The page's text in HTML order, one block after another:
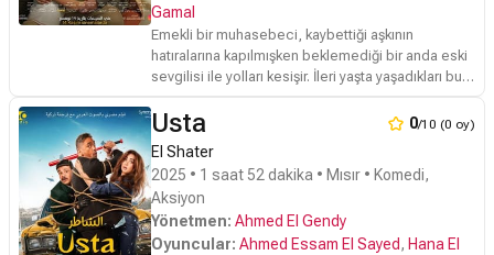
Gamal
Emekli bir muhasebeci, kaybettiği aşkının
hatıralarına kapılmışken beklemediği bir anda eski
sevgilisi ile yolları kesişir. İleri yaşta yaşadıkları bu
çıkarır ve hayatlarını değiştirir.
Usta 0/10 (0 oy)
El Shater
2025 • 1 saat 52 dakika • Mısır • Komedi,
Aksiyon
Yönetmen: Ahmed El Gendy
Oyuncular: Ahmed Essam El Sayed, Hana El